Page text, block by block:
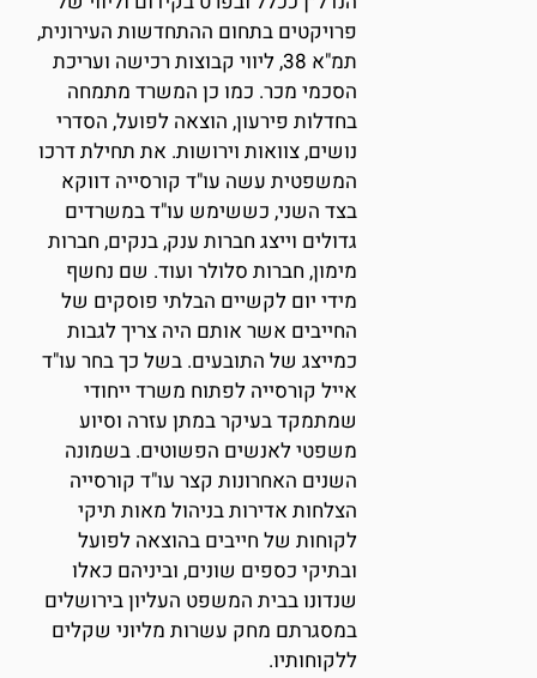
פרויקטים בתחום ההתחדשות העירונית,
תמ"א 38, ליווי קבוצות רכישה ועריכת
הסכמי מכר. כמו כן המשרד מתמחה
בחדלות פירעון, הוצאה לפועל, הסדרי
נושים, צוואות וירושות. את תחילת דרכו
המשפטית עשה עו"ד קורסייה דווקא
בצד השני, כששימש עו"ד במשרדים
גדולים וייצג חברות ענק, בנקים, חברות
מימון, חברות סלולר ועוד. שם נחשף
מידי יום לקשיים הבלתי פוסקים של
החייבים אשר אותם היה צריך לגבות
כמייצג של התובעים. בשל כך בחר עו"ד
אייל קורסייה לפתוח משרד ייחודי
שמתמקד בעיקר במתן עזרה וסיוע
משפטי לאנשים הפשוטים. בשמונה
השנים האחרונות קצר עו"ד קורסייה
הצלחות אדירות בניהול מאות תיקי
לקוחות של חייבים בהוצאה לפועל
ובתיקי כספים שונים, וביניהם כאלו
שנדונו בבית המשפט העליון בירושלים
במסגרתם מחק עשרות מליוני שקלים
ללקוחותיו.